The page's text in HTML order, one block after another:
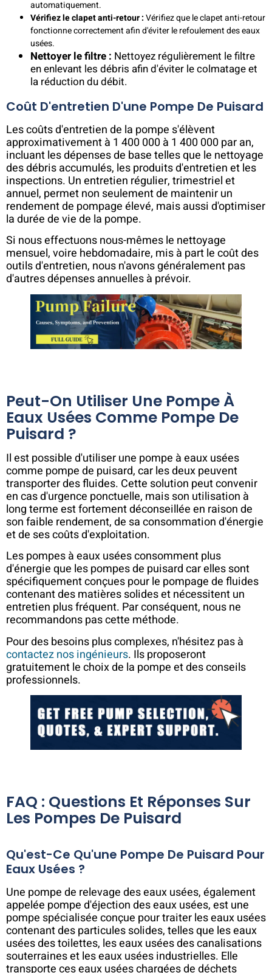
automatiquement.
Vérifiez le clapet anti-retour :Vérifiez que le clapet anti-retour
fonctionne correctement afin d'éviter le refoulement des eaux
usées.
Nettoyer le filtre : Nettoyez régulièrement le filtre
en enlevant les débris afin d'éviter le colmatage et
la réduction du débit.
Coût D'entretien D'une Pompe De Puisard
Les coûts d'entretien de la pompe s'élèvent
approximativement à 1 400 000 à 1 400 000 par an,
incluant les dépenses de base telles que le nettoyage
des débris accumulés, les produits d'entretien et les
inspections. Un entretien régulier, trimestriel et
annuel, permet non seulement de maintenir un
rendement de pompage élevé, mais aussi d'optimiser
la durée de vie de la pompe.
Si nous effectuons nous-mêmes le nettoyage
mensuel, voire hebdomadaire, mis à part le coût des
outils d'entretien, nous n'avons généralement pas
d'autres dépenses annuelles à prévoir.
Peut-On Utiliser Une Pompe À
Eaux Usées Comme Pompe De
Puisard ?
Il est possible d'utiliser une pompe à eaux usées
comme pompe de puisard, car les deux peuvent
transporter des fluides. Cette solution peut convenir
en cas d'urgence ponctuelle, mais son utilisation à
long terme est fortement déconseillée en raison de
son faible rendement, de sa consommation d'énergie
et de ses coûts d'exploitation.
Les pompes à eaux usées consomment plus
d'énergie que les pompes de puisard car elles sont
spécifiquement conçues pour le pompage de fluides
contenant des matières solides et nécessitent un
entretien plus fréquent. Par conséquent, nous ne
recommandons pas cette méthode.
Pour des besoins plus complexes, n'hésitez pas à
contactez nos ingénieurs. Ils proposeront
gratuitement le choix de la pompe et des conseils
professionnels.
FAQ : Questions Et Réponses Sur
Les Pompes De Puisard
Qu'est-Ce Qu'une Pompe De Puisard Pour
Eaux Usées ?
Une pompe de relevage des eaux usées, également
appelée pompe d'éjection des eaux usées, est une
pompe spécialisée conçue pour traiter les eaux usées
contenant des particules solides, telles que les eaux
usées des toilettes, les eaux usées des canalisations
souterraines et les eaux usées industrielles. Elle
transporte ces eaux usées chargées de déchets